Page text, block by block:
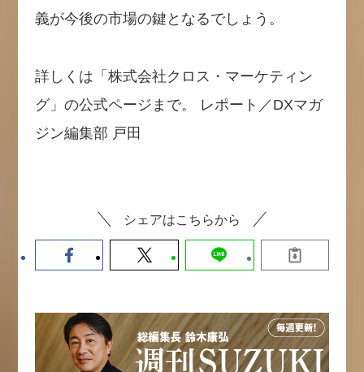
義が今後の市場の鍵となるでしょう。
詳しくは「株式会社クロス・マーケティン
グ」の公式ページまで。 レポート／DXマガ
ジン編集部 戸田
シェアはこちらから